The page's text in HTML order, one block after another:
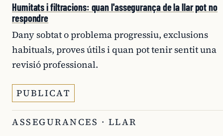
Humitats i filtracions: quan l'assegurança de la llar pot no
respondre
Dany sobtat o problema progressiu, exclusions
habituals, proves útils i quan pot tenir sentit una
revisió professional.
PUBLICAT
ASSEGURANCES · LLAR